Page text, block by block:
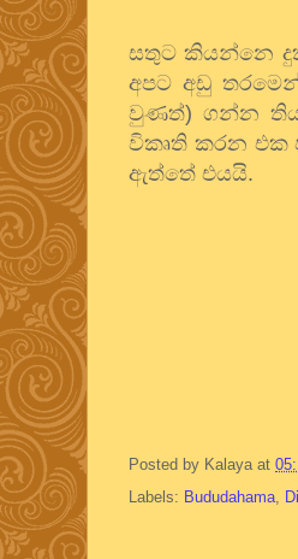
සතුට කියන්නෙ
අපට අඩු
වුණත්) ගන්න
විකෘති කරන එක
ඇත්තේ එයයි.
Posted by Kalaya at
Labels: Bududahama